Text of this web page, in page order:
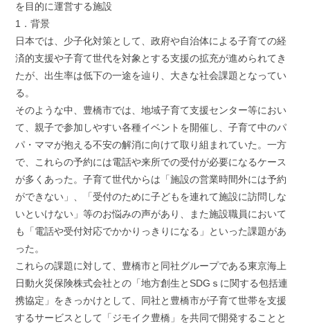
を目的に運営する施設
1．背景
日本では、少子化対策として、政府や自治体による子育ての経
済的支援や子育て世代を対象とする支援の拡充が進められてき
たが、出生率は低下の一途を辿り、大きな社会課題となってい
る。
そのような中、豊橋市では、地域子育て支援センター等におい
て、親子で参加しやすい各種イベントを開催し、子育て中のパ
パ・ママが抱える不安の解消に向けて取り組まれていた。一方
で、これらの予約には電話や来所での受付が必要になるケース
が多くあった。子育て世代からは「施設の営業時間外には予約
ができない」、「受付のために子どもを連れて施設に訪問しな
いといけない」等のお悩みの声があり、また施設職員において
も「電話や受付対応でかかりっきりになる」といった課題があ
った。
これらの課題に対して、豊橋市と同社グループである東京海上
日動火災保険株式会社との「地方創生とSDGｓに関する包括連
携協定」をきっかけとして、同社と豊橋市が子育て世帯を支援
するサービスとして「ジモイク豊橋」を共同で開発することと